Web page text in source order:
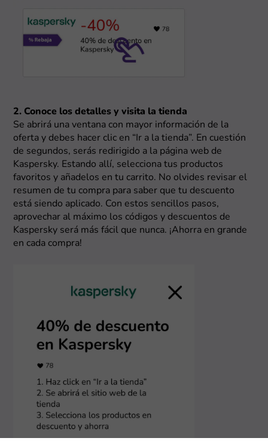
2. Conoce los detalles y visita la tienda
Se abrirá una ventana con mayor información de la
oferta y debes hacer clic en “Ir a la tienda”. En cuestión
de segundos, serás redirigido a la página web de
Kaspersky. Estando allí, selecciona tus productos
favoritos y añadelos en tu carrito. No olvides revisar el
resumen de tu compra para saber que tu descuento
está siendo aplicado. Con estos sencillos pasos,
aprovechar al máximo los códigos y descuentos de
Kaspersky será más fácil que nunca. ¡Ahorra en grande
en cada compra!